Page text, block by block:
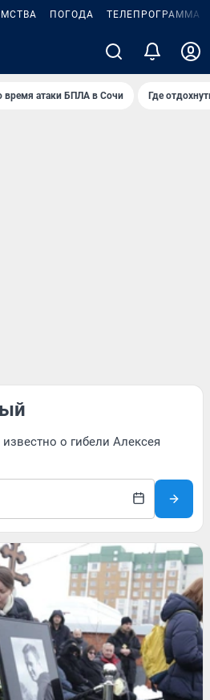
ПОГОДА ТЕЛЕПРОГРАММА
время атаки БПЛА в Сочи Где
о гибели Алексея